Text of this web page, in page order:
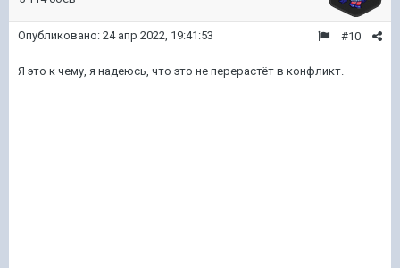
#10
Опубликовано: 24 апр 2022, 19:41:53
Я это к чему, я надеюсь, что это не перерастёт в конфликт.